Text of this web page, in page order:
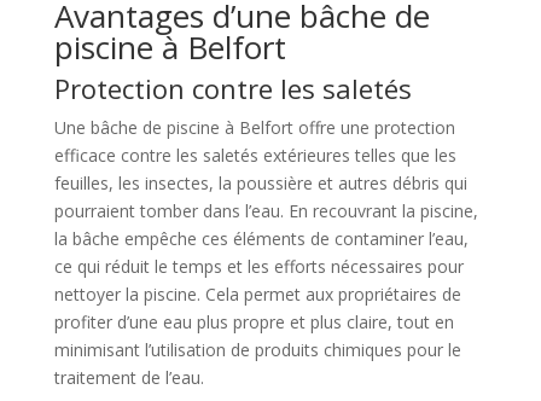
Avantages d’une bâche de
piscine à Belfort
Protection contre les saletés
Une bâche de piscine à Belfort offre une protection
efficace contre les saletés extérieures telles que les
feuilles, les insectes, la poussière et autres débris qui
pourraient tomber dans l’eau. En recouvrant la piscine,
la bâche empêche ces éléments de contaminer l’eau,
ce qui réduit le temps et les efforts nécessaires pour
nettoyer la piscine. Cela permet aux propriétaires de
profiter d’une eau plus propre et plus claire, tout en
minimisant l’utilisation de produits chimiques pour le
traitement de l’eau.